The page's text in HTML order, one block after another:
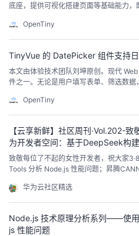
动
关
注
开
发
者
学
堂
我
的
Programs
我
的
支
持
我
的
我
底座，提供可视化搭建页面等基础能力
景的低代码平台开发，如：资源编排、服
端、页面编排等。近期，TinyEngine 正
OpenTiny
TinyVue 的 DatePicker 组件支持日
本文由体验技术团队刘坤原创。现代
件之一。无论是用户填写表单、筛选数
使用，例如在弹窗、浮层或抽屉中展示
新升级，支持日期面板单独使用！无论
OpenTiny
【云享新鲜】社区周刊·Vol.202-
为开发者空间：基于DeepSeek构
致敬每位了不起的女性开发者，祝大家
Tools 分析 Node.js 性能问题；昇腾
华为云社区精选
Node.js 技术原理分析系列——使
js 性能问题